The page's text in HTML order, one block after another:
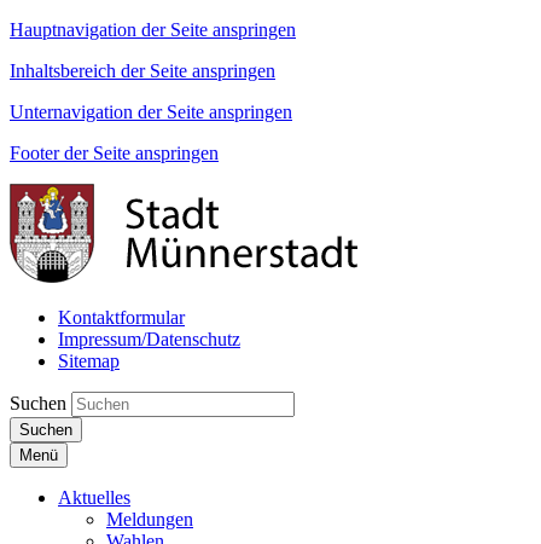
Hauptnavigation der Seite anspringen
Inhaltsbereich der Seite anspringen
Unternavigation der Seite anspringen
Footer der Seite anspringen
Kontaktformular
Impressum/Datenschutz
Sitemap
Suchen
Suchen
Menü
Aktuelles
Meldungen